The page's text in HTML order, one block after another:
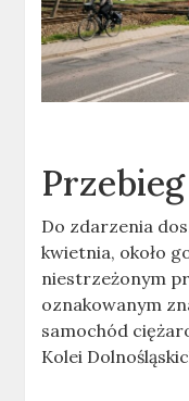
Do zdarzenia
kwietnia, około
niestrzeżonym
oznakowanym
samochód
Kolei